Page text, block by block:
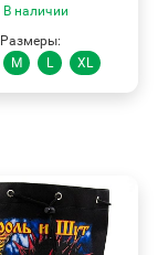
В наличии
Размеры:
M L XL